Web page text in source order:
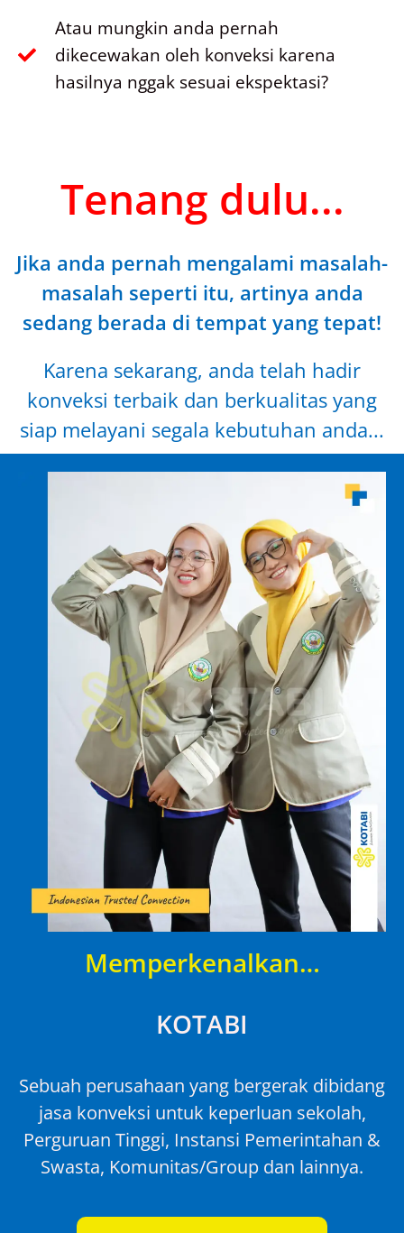
Atau mungkin anda pernah
dikecewakan oleh konveksi karena
hasilnya nggak sesuai ekspektasi?
Tenang dulu...
Jika anda pernah mengalami masalah-
masalah seperti itu, artinya anda
sedang berada di tempat yang tepat!
Karena sekarang, anda telah hadir
konveksi terbaik dan berkualitas yang
siap melayani segala kebutuhan anda...
Memperkenalkan…
KOTABI
Sebuah perusahaan yang bergerak dibidang
jasa konveksi untuk keperluan sekolah,
Perguruan Tinggi, Instansi Pemerintahan &
Swasta, Komunitas/Group dan lainnya.